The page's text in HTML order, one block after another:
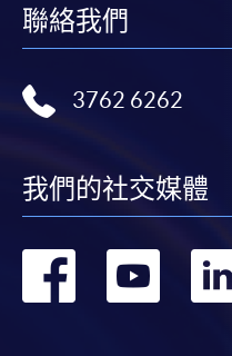
聯絡我們
3762 6262
我們的社交媒體
轉
轉